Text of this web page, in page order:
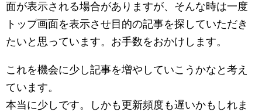
面が表示される場合がありますが、そんな時は一度
トップ画面を表示させ目的の記事を探していただき
たいと思っています。お手数をおかけします。
これを機会に少し記事を増やしていこうかなと考え
ています。
本当に少しです。しかも更新頻度も遅いかもしれま